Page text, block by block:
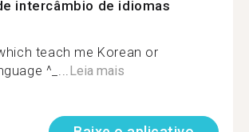
intercâmbio de idiomas
teach me Korean or
^_...Leia mais